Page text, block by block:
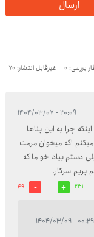
ارسال
بررسی: 0 غیرقابل انتشار: 70
۲۰:۰۹ - ۱۴۰۴/۰۳/۰۷
چرا به این بناها
اگه میخوان مرمت
دستم بیاد خو ما که
بریم سرکار.
231
49
۰۰:۲۹ - ۱۴۰۴/۰۳/۰۹